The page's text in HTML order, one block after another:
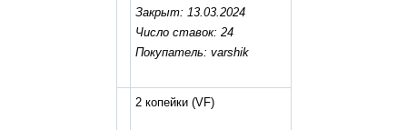
Закрыт: 13.03.2024
Число ставок: 24
Покупатель: varshik
2 копейки(VF)